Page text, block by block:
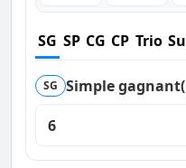
SG SP CG CP Trio
SG Simple gagnant
6